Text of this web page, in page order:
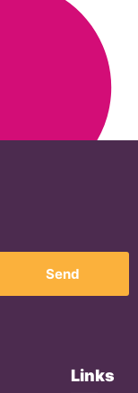
Send
Links